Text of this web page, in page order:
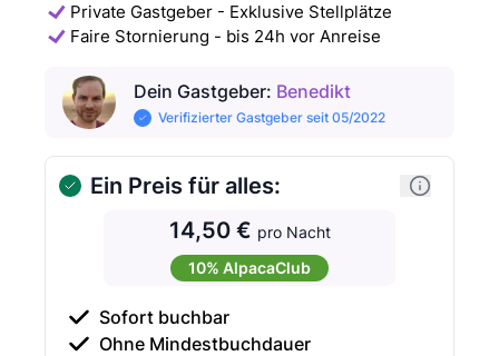
Private Gastgeber - Exklusive Stellplätze
Faire Stornierung - bis 24h vor Anreise
Dein Gastgeber: Benedikt
Verifizierter Gastgeber seit 05/2022
Ein Preis für alles:
14,50 € pro Nacht
10% AlpacaClub
Sofort buchbar
Ohne Mindestbuchdauer